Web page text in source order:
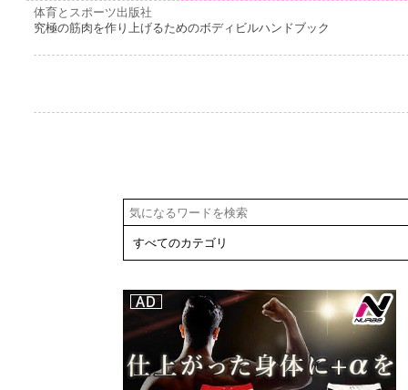
体育とスポーツ出版社
究極の筋肉を作り上げるためのボディビルハンドブック